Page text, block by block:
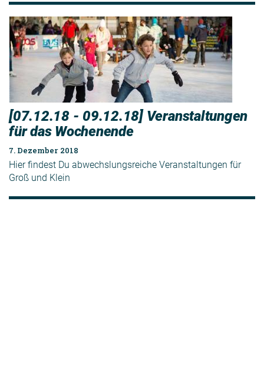
[07.12.18 - 09.12.18] Veranstaltungen
für das Wochenende
7. Dezember 2018
Hier findest Du abwechslungsreiche Veranstaltungen für
Groß und Klein